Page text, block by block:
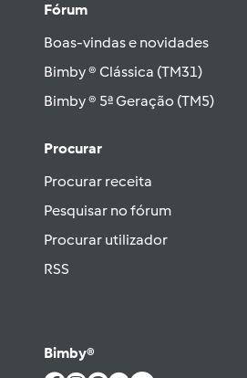
Fórum
Boas-vindas e novidades
Bimby ® Clássica (TM31)
Bimby ® 5ª Geração (TM5)
Procurar
Procurar receita
Pesquisar no fórum
Procurar utilizador
RSS
Bimby®